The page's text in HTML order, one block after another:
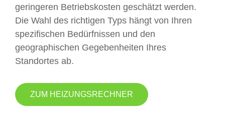
geringeren Betriebskosten geschätzt werden.
Die Wahl des richtigen Typs hängt von Ihren
spezifischen Bedürfnissen und den
geographischen Gegebenheiten Ihres
Standortes ab.
ZUM HEIZUNGSRECHNER